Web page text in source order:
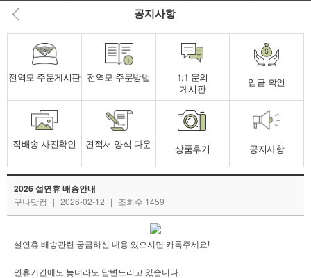
공지사항
전역모 주문게시판 전역모 주문방법
1:1 문의
게시판
입금 확인
직배송 사진확인 견적서 양식 다운 상품후기 공지사항
2026 설연휴 배송안내
꾸나닷컴 | 2026-02-12 | 조회수 1459
설연휴 배송관련 궁금하신 내용 있으시면 카톡주세요!
연휴기간에도 늦더라도 답변드리고 있습니다.